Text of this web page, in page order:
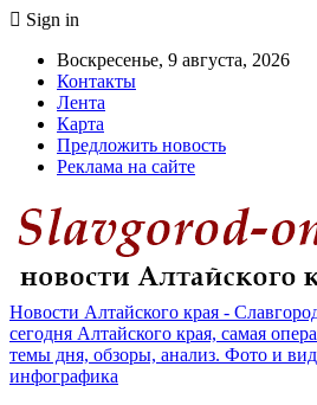
Sign in
Воскресенье, 9 августа, 2026
Контакты
Лента
Карта
Предложить новость
Реклама на сайте
Новости Алтайского края -
сегодня Алтайского края, самая
темы дня, обзоры, анализ. Фото и
инфографика